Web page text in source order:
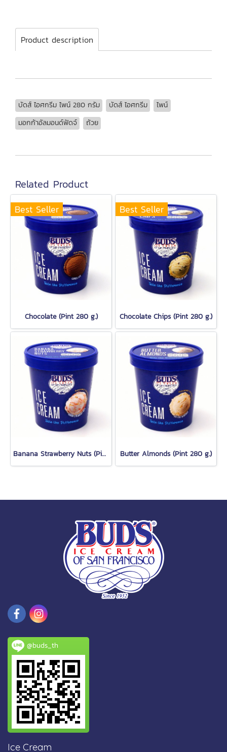
Product description
บัดส์ ไอศกรีม ไพน์ 280 กรัม บัดส์ ไอศกรีม
ไพน์
มอกก้าอัลมอนด์ฟัดจ์
ถ้วย
Related Product
Best Seller
Chocolate (Pint 280 g.)
Best Seller
Chocolate Chips (Pint 280 g.)
Banana Strawberry Nuts (Pint 280 g.) Butter Almonds (Pint 280 g.)
@buds_th
Ice Cream